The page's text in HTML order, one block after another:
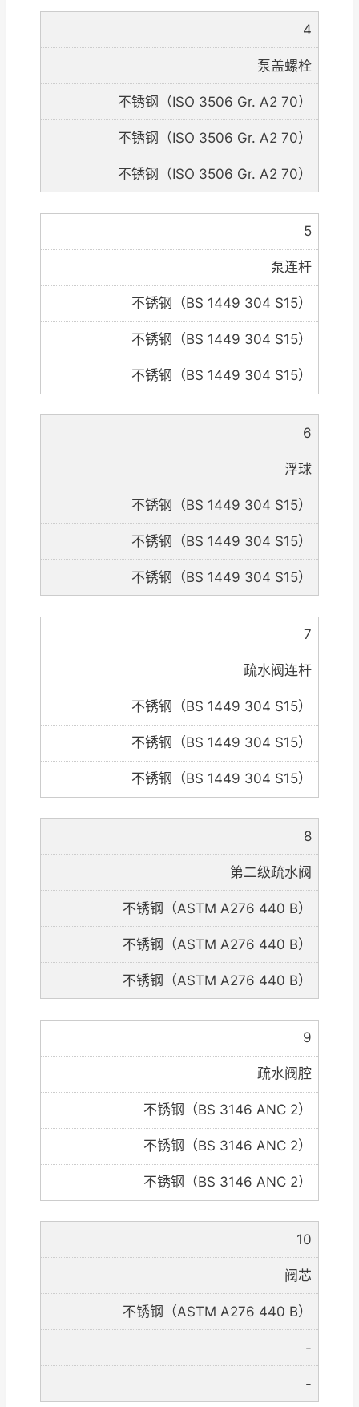
4
泵盖螺栓
不锈钢（ISO 3506 Gr. A2 70）
不锈钢（ISO 3506 Gr. A2 70）
不锈钢（ISO 3506 Gr. A2 70）
5
泵连杆
不锈钢（BS 1449 304 S15）
不锈钢（BS 1449 304 S15）
不锈钢（BS 1449 304 S15）
6
浮球
不锈钢（BS 1449 304 S15）
不锈钢（BS 1449 304 S15）
不锈钢（BS 1449 304 S15）
7
疏水阀连杆
不锈钢（BS 1449 304 S15）
不锈钢（BS 1449 304 S15）
不锈钢（BS 1449 304 S15）
8
第二级疏水阀
不锈钢（ASTM A276 440 B）
不锈钢（ASTM A276 440 B）
不锈钢（ASTM A276 440 B）
9
疏水阀腔
不锈钢（BS 3146 ANC 2）
不锈钢（BS 3146 ANC 2）
不锈钢（BS 3146 ANC 2）
10
阀芯
不锈钢（ASTM A276 440 B）
-
-